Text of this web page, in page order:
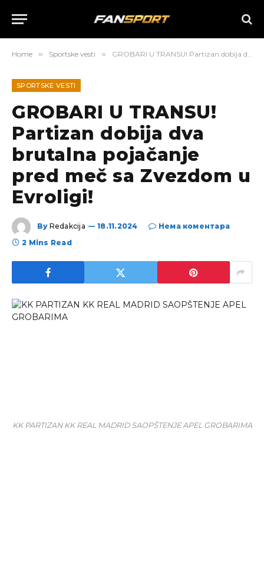
Home » Sportske vesti » GROBARI U TRANSU! Partizan dobija dva brutalna pojačanje pred meč sa Zvezdom u Evroligi!
SPORTSKE VESTI
GROBARI U TRANSU!
Partizan dobija dva
brutalna pojačanje
pred meč sa Zvezdom u
Evroligi!
By Redakcija 18.11.2024
Нема коментара
2 Mins Read
KK PARTIZAN KK REAL MADRID SAOPŠTENJE APEL GROBARIMA